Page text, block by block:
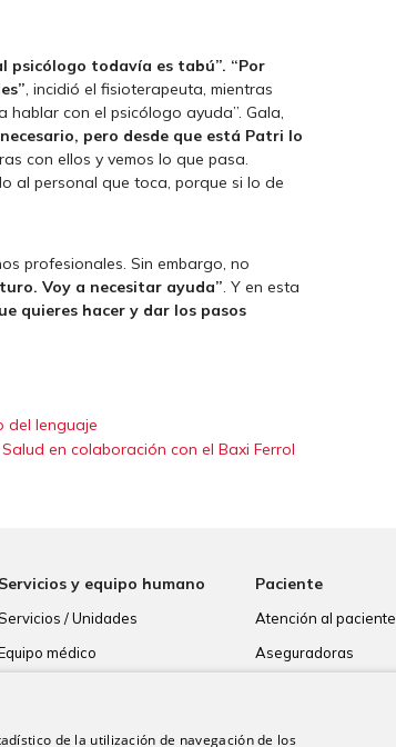
psicólogo todavía es tabú”. “Por
, incidió el fisioterapeuta, mientras
con el psicólogo ayuda”. Gala,
pero desde que está Patri lo
con ellos y vemos lo que pasa.
al personal que toca, porque si lo de
profesionales. Sin embargo, no
Voy a necesitar ayuda”. Y en esta
quieres hacer y dar los pasos
del lenguaje
en colaboración con el Baxi Ferrol
Servicios y equipo humano
/ Unidades
médico
Paciente
Atención al paciente
Aseguradoras
de la utilización de navegación de los